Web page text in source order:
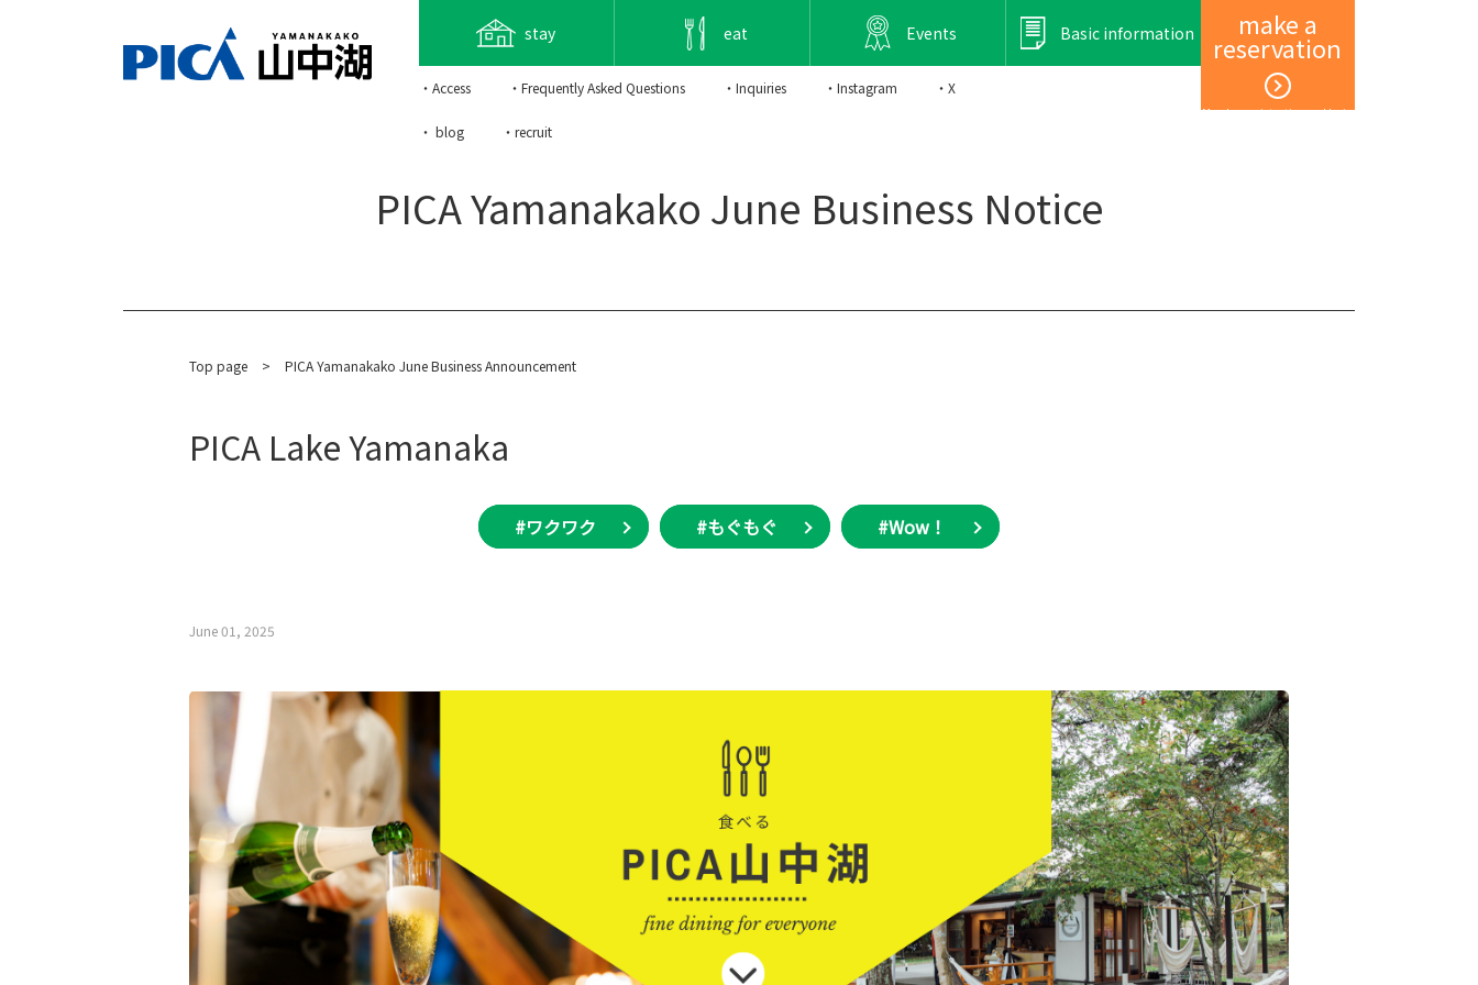
make a
reservation
Member registration and login
stay eat Events Basic information
・Access ・Frequently Asked Questions ・Inquiries ・Instagram ・X
・ blog ・recruit
PICA Yamanakako June Business Notice
Top page > PICA Yamanakako June Business Announcement
PICA Lake Yamanaka
#ワクワク #もぐもぐ #Wow！
June 01, 2025